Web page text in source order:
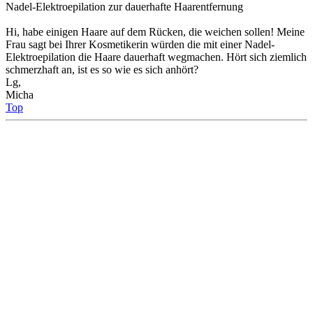
Nadel-Elektroepilation zur dauerhafte Haarentfernung
Hi, habe einigen Haare auf dem Rücken, die weichen sollen! Meine
Frau sagt bei Ihrer Kosmetikerin würden die mit einer Nadel-
Elektroepilation die Haare dauerhaft wegmachen. Hört sich ziemlich
schmerzhaft an, ist es so wie es sich anhört?
Lg,
Micha
Top